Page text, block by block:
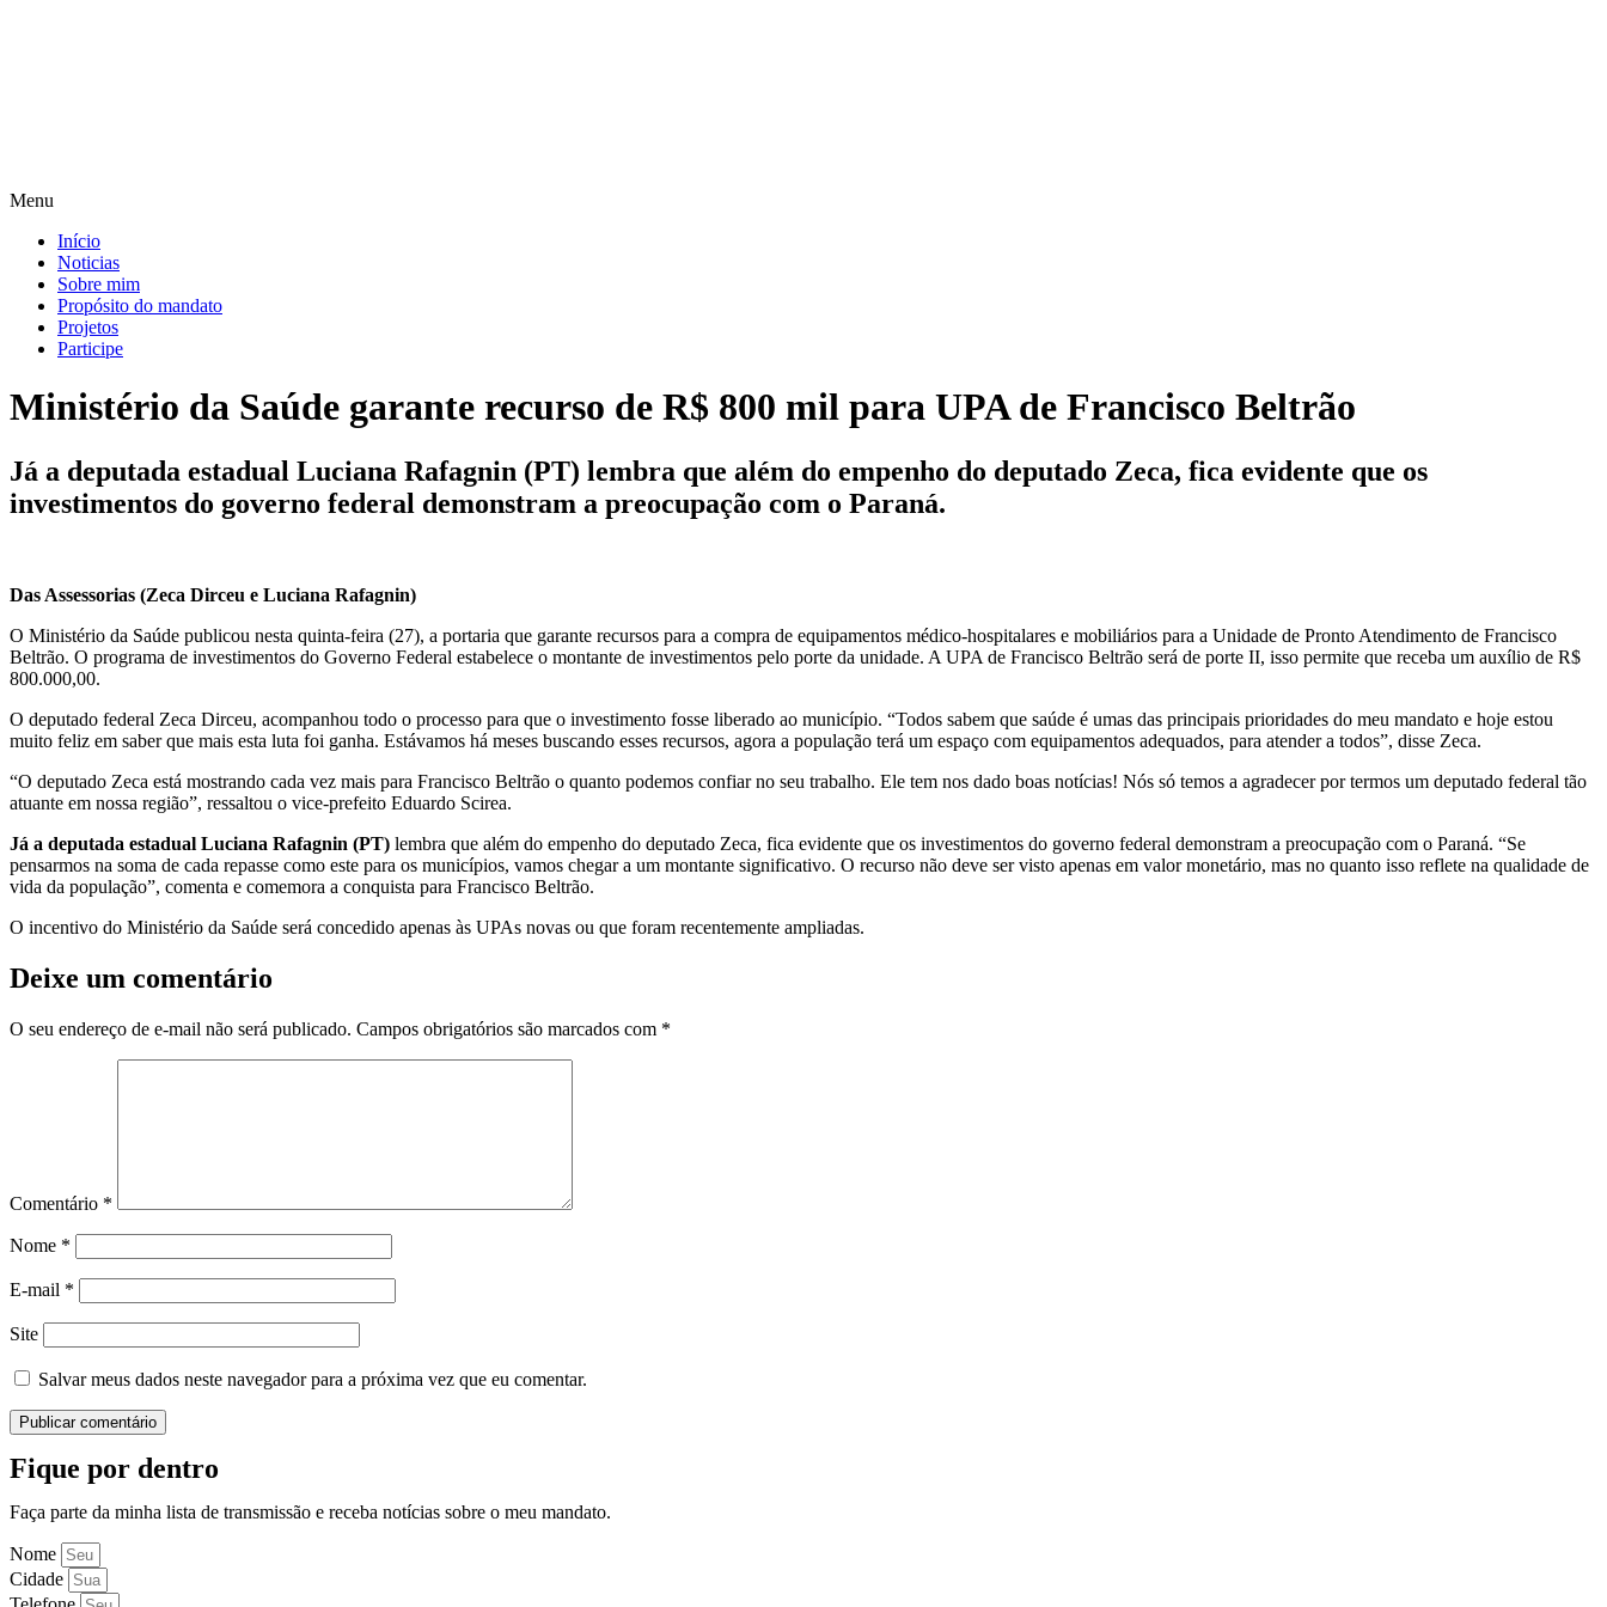
Menu
Início
Noticias
Sobre mim
Propósito do mandato
Projetos
Participe
Ministério da Saúde garante recurso de R$ 800 mil para UPA de Francisco Beltrão
Já a deputada estadual Luciana Rafagnin (PT) lembra que além do empenho do deputado Zeca, fica evidente que os
investimentos do governo federal demonstram a preocupação com o Paraná.
Das Assessorias (Zeca Dirceu e Luciana Rafagnin)
O Ministério da Saúde publicou nesta quinta-feira (27), a portaria que garante recursos para a compra de equipamentos médico-hospitalares e mobiliários para a Unidade de Pronto Atendimento de Francisco
Beltrão. O programa de investimentos do Governo Federal estabelece o montante de investimentos pelo porte da unidade. A UPA de Francisco Beltrão será de porte II, isso permite que receba um auxílio de R$
800.000,00.
O deputado federal Zeca Dirceu, acompanhou todo o processo para que o investimento fosse liberado ao município. “Todos sabem que saúde é umas das principais prioridades do meu mandato e hoje estou
muito feliz em saber que mais esta luta foi ganha. Estávamos há meses buscando esses recursos, agora a população terá um espaço com equipamentos adequados, para atender a todos”, disse Zeca.
“O deputado Zeca está mostrando cada vez mais para Francisco Beltrão o quanto podemos confiar no seu trabalho. Ele tem nos dado boas notícias! Nós só temos a agradecer por termos um deputado federal tão
atuante em nossa região”, ressaltou o vice-prefeito Eduardo Scirea.
Já a deputada estadual Luciana Rafagnin (PT) lembra que além do empenho do deputado Zeca, fica evidente que os investimentos do governo federal demonstram a preocupação com o Paraná. “Se
pensarmos na soma de cada repasse como este para os municípios, vamos chegar a um montante significativo. O recurso não deve ser visto apenas em valor monetário, mas no quanto isso reflete na qualidade de
vida da população”, comenta e comemora a conquista para Francisco Beltrão.
O incentivo do Ministério da Saúde será concedido apenas às UPAs novas ou que foram recentemente ampliadas.
Deixe um comentário
O seu endereço de e-mail não será publicado. Campos obrigatórios são marcados com *
Comentário *
Nome *
E-mail *
Site
Salvar meus dados neste navegador para a próxima vez que eu comentar.
Fique por dentro
Faça parte da minha lista de transmissão e receba notícias sobre o meu mandato.
Nome
Cidade